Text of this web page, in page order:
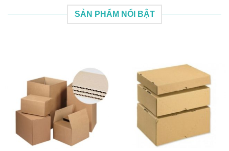
SẢN PHẨM NỔI BẬT